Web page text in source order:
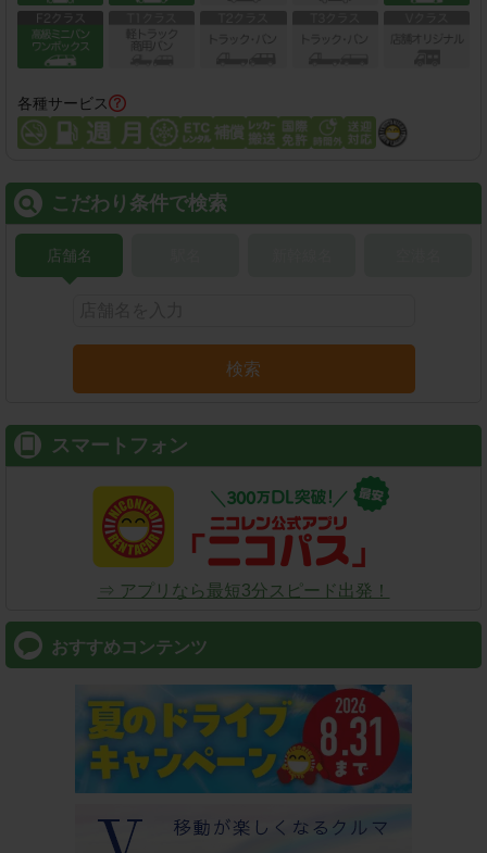
各種サービス
こだわり条件で検索
店舗名
検索
スマートフォン
⇒ アプリなら最短3分スピード出発！
おすすめコンテンツ